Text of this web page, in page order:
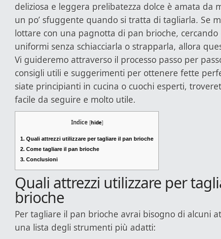
deliziosa e leggera prelibatezza dolce è amata da
un po’ sfuggente quando si tratta di tagliarla. Se
lottare con una pagnotta di pan brioche,
uniformi senza schiacciarla o strapparla, allora
Vi guideremo attraverso il processo passo per
consigli utili e suggerimenti per ottenere fette
siate principianti in cucina o cuochi esperti,
facile da seguire e molto utile.
Indice [hide]
1. Quali attrezzi utilizzare per tagliare il pan brioche
2. Come tagliare il pan brioche
3. Conclusioni
Quali attrezzi utilizzare per
brioche
Per tagliare il pan brioche avrai bisogno di alcuni
una lista degli strumenti più adatti: